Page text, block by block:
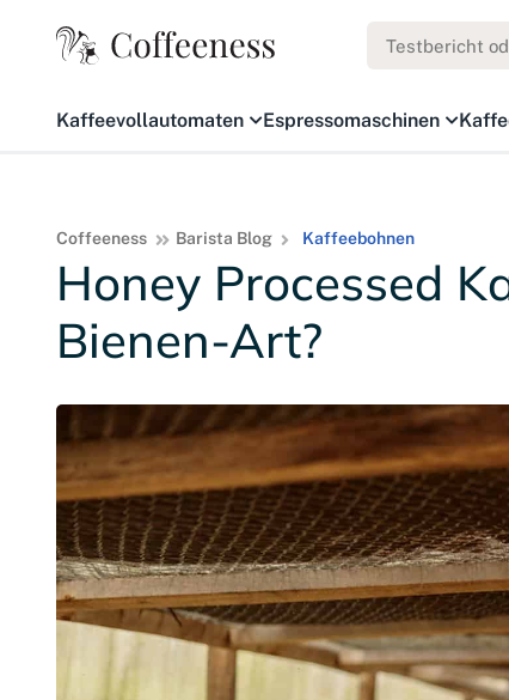
Kaffeevollautomaten Espressomaschinen
Coffeeness Barista Blog Kaffeebohnen
Honey Processed
Bienen-Art?